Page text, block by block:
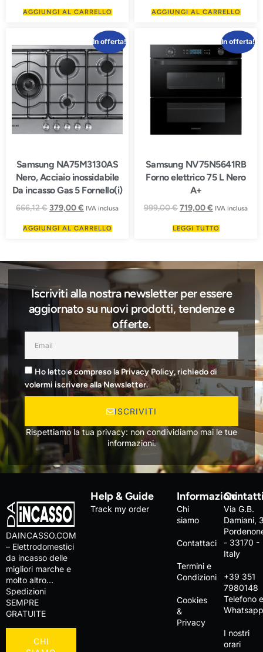
AGGIUNGI AL CARRELLO AGGIUNGI AL CARRELLO
In offerta!
Samsung NA75M3130AS
Nero, Acciaio inossidabile
Da incasso Gas 5 Fornello(i)
666,12€379,00€ IVA inclusa
AGGIUNGI AL CARRELLO
In offerta!
Samsung NV75N5641RB
Forno elettrico 75 L Nero
A+
999,00€719,00€ IVA inclusa
LEGGI TUTTO
Iscriviti alla nostra newsletter per essere
aggiornato su nuovi prodotti, tendenze e
offerte.
Ho letto e compreso la Privacy Policy, richiedo di
volermi iscrivere alla Newsletter.
ISCRIVITI
Rispettiamo la tua privacy: non condividiamo mai le tue
informazioni.
DAINCASSO.COM
– Elettrodomestici
da incasso delle
migliori marche e
molto altro…
Spedizioni
SEMPRE
GRATUITE
CHI
Help & Guide
Track my order
Informazioni
Chi
siamo
Contattaci
Termini e
Condizioni
Cookies
&
Privacy
Via G.B.
Damiani,
- 33170 -
Italy
+39 351
7980148
Telefono
I nostri
orari